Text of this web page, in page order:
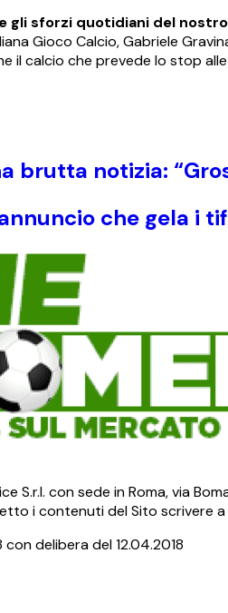
gli sforzi quotidiani del
Gioco Calcio, Gabriele
calcio che prevede lo stop
brutta notizia:
che gela i
S.r.l. con sede in Roma, via
i contenuti del Sito scrivere
delibera del 12.04.2018